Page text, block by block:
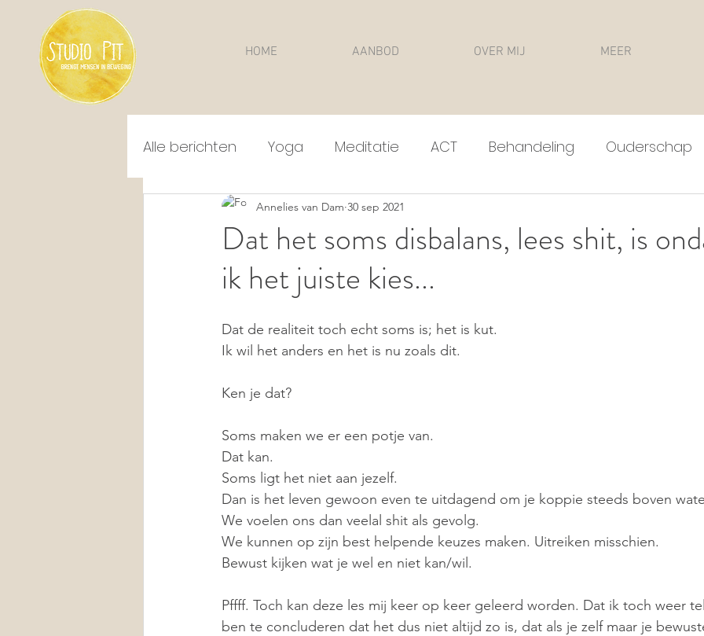
HOME AANBOD OVER MIJ MEER
Alle berichten Yoga Meditatie ACT Behandeling Ouderschap
Zwangerschap
Dat het soms disbalans, lees shit, is
ik het juiste kies...
Annelies van Dam 30 sep 2021
Dat de realiteit toch echt soms is; het is kut.
Ik wil het anders en het is nu zoals dit.
Ken je dat?
Soms maken we er een potje van.
Dat kan.
Soms ligt het niet aan jezelf.
Dan is het leven gewoon even te uitdagend om je koppie steeds boven
We voelen ons dan veelal shit als gevolg.
We kunnen op zijn best helpende keuzes maken. Uitreiken misschien.
Bewust kijken wat je wel en niet kan/wil.
Pffff. Toch kan deze les mij keer op keer geleerd worden. Dat ik toch weer
ben te concluderen dat het dus niet altijd zo is, dat als je zelf maar je